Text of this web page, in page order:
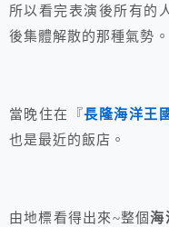
所以看完表演後所有的
後集體解散的那種氣勢。
當晚住在『長隆海洋王
也是最近的飯店。
由地標看得出來~整個海